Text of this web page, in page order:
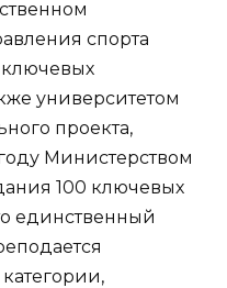
спорта
ключевых
университетом
проекта,
Министерством
100 ключевых
единственный